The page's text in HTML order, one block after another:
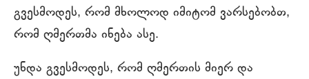
გვესმოდეს, რომ მხოლოდ იმიტომ ვარსებობთ,
რომ ღმერთმა ინება ასე.
უნდა გვესმოდეს, რომ ღმერთის მიერ და